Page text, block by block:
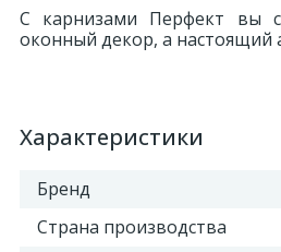
С карнизами Перфект вы
оконный декор, а настоящий
Характеристики
Бренд
Страна производства